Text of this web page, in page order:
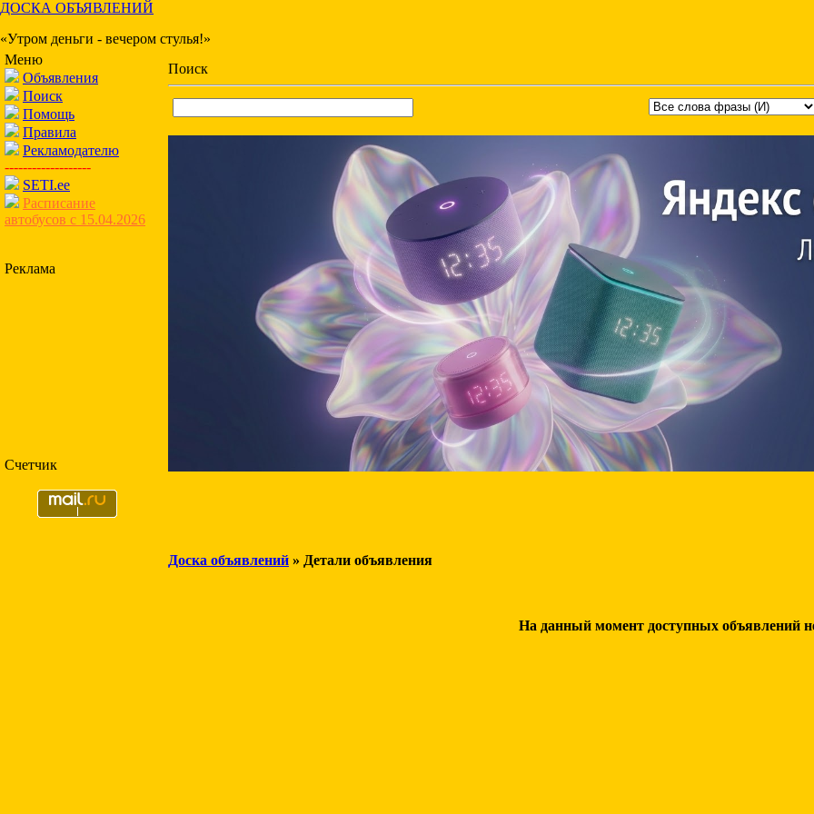
ДОСКА ОБЪЯВЛЕНИЙ
«Утром деньги - вечером стулья!»
Меню
Объявления
Поиск
Помощь
Правила
Рекламодателю
-------------------
SETI.ee
Расписание
автобусов с 15.04.2026
Реклама
Счетчик
Поиск
Доска объявлений » Детали объявления
На данный момент доступных объявлений